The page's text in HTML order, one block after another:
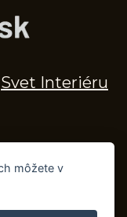
Svet Interiéru
kovania,
môžete v